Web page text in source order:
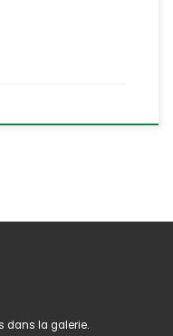
dans la galerie.